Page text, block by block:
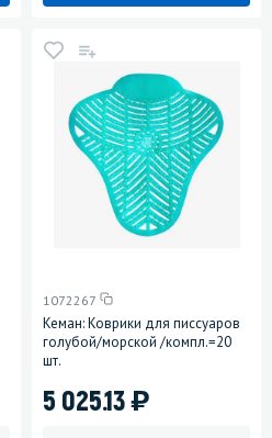
1072267
Кеман: Коврики для писсуаров
голубой/морской /компл.=20
шт.
5 025.13)